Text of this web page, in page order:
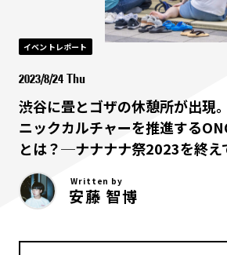
イベントレポート
2023/8/24 Thu
渋谷に畳とゴザの休憩所が出現
ニックカルチャーを推進する
とは？─ナナナナ祭2023を終え
Written by
安藤 智博